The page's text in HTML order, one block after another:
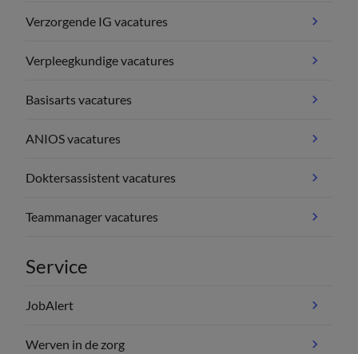
Verzorgende IG vacatures
Verpleegkundige vacatures
Basisarts vacatures
ANIOS vacatures
Doktersassistent vacatures
Teammanager vacatures
Service
JobAlert
Werven in de zorg